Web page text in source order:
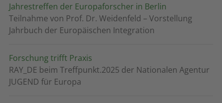
Jahrestreffen der Europaforscher in Berlin
Teilnahme von Prof. Dr. Weidenfeld – Vorstellung
Jahrbuch der Europäischen Integration
Forschung trifft Praxis
RAY_DE beim Treffpunkt.2025 der Nationalen Agentur
JUGEND für Europa